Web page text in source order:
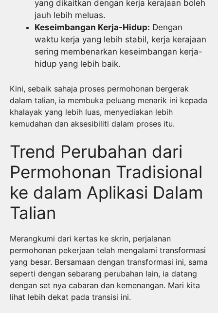
yang dikaitkan dengan kerja kerajaan boleh
jauh lebih meluas.
Keseimbangan Kerja-Hidup: Dengan
waktu kerja yang lebih stabil, kerja kerajaan
sering membenarkan keseimbangan kerja-
hidup yang lebih baik.
Kini, sebaik sahaja proses permohonan bergerak
dalam talian, ia membuka peluang menarik ini kepada
khalayak yang lebih luas, menyediakan lebih
kemudahan dan aksesibiliti dalam proses itu.
Trend Perubahan dari
Permohonan Tradisional
ke dalam Aplikasi Dalam
Talian
Merangkumi dari kertas ke skrin, perjalanan
permohonan pekerjaan telah mengalami transformasi
yang besar. Bersamaan dengan transformasi ini, sama
seperti dengan sebarang perubahan lain, ia datang
dengan set nya cabaran dan kemenangan. Mari kita
lihat lebih dekat pada transisi ini.